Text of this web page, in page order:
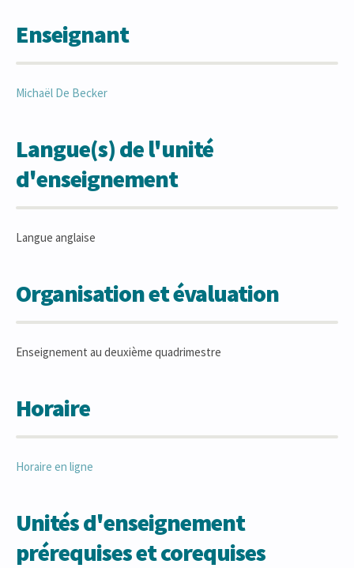
Enseignant
Michaël De Becker
Langue(s) de l'unité
d'enseignement
Langue anglaise
Organisation et évaluation
Enseignement au deuxième quadrimestre
Horaire
Horaire en ligne
Unités d'enseignement
prérequises et corequises